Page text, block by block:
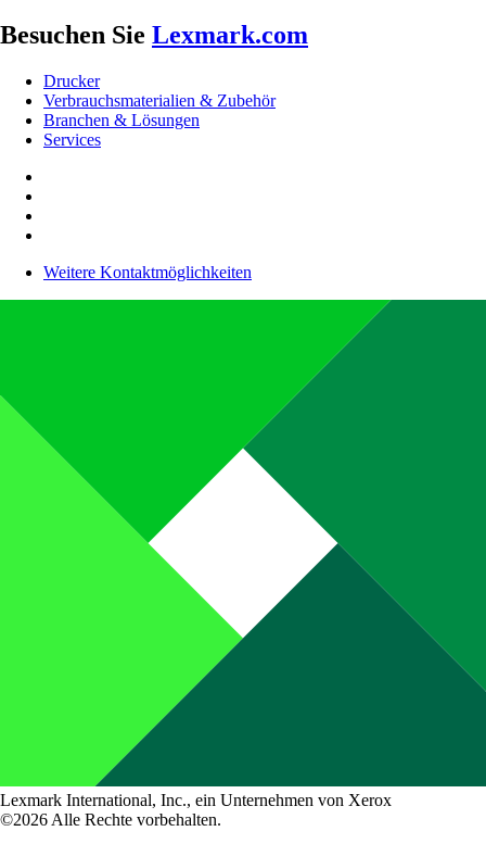
Besuchen Sie Lexmark.com
Drucker
Verbrauchsmaterialien & Zubehör
Branchen & Lösungen
Services
Weitere Kontaktmöglichkeiten
Lexmark International, Inc., ein Unternehmen von Xerox
©2026 Alle Rechte vorbehalten.